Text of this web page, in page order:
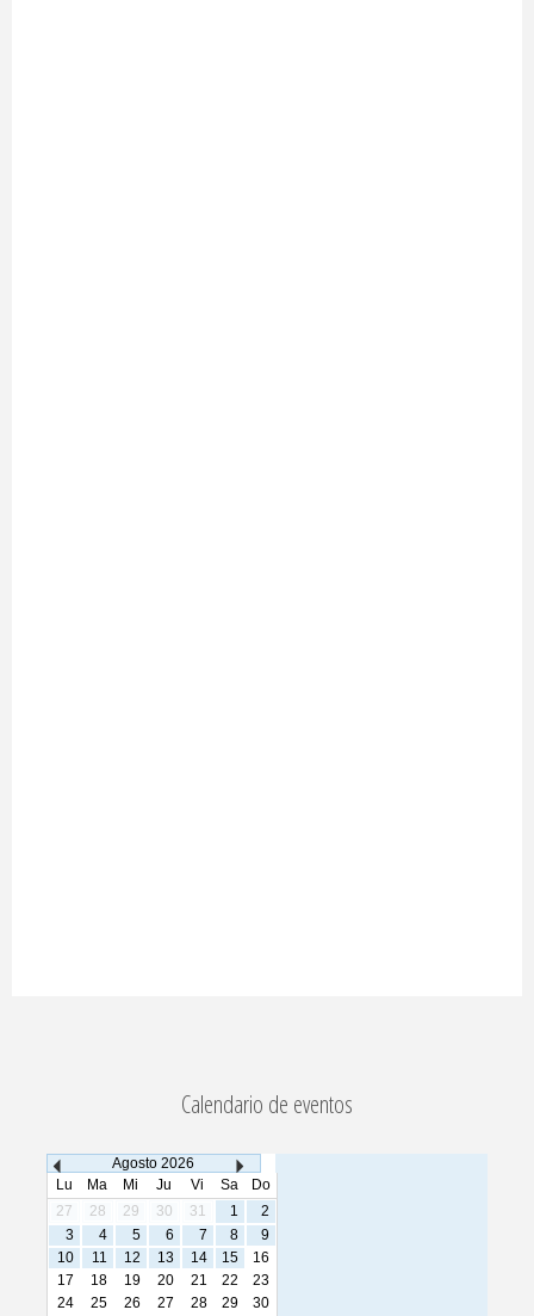
Calendario de eventos
Agosto 2026
Lu
Ma Mi Ju Vi Sa
Do
27
28 29 30 31 1
2
3
4 5 6 7 8
9
10
11 12 13 14 15
16
17
18 19 20 21 22
23
24
25 26 27 28 29
30